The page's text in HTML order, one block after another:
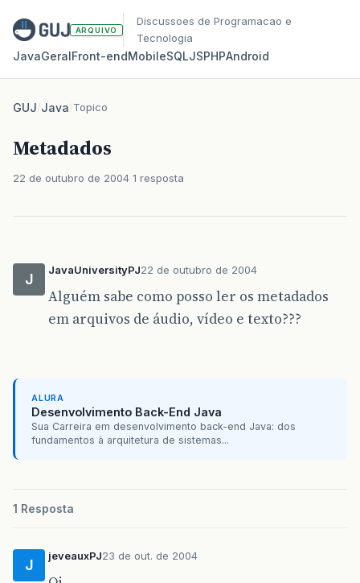
ARQUIVO
Discussoes de Programacao e
Tecnologia
JavaGeralFront‑endMobileSQLJSPHPAndroid
GUJ/Java/Topico
Metadados
22 de outubro de 2004 1 resposta
J
JavaUniversityPJ22 de outubro de 2004
Alguém sabe como posso ler os metadados
em arquivos de áudio, vídeo e texto???
ALURA
Desenvolvimento Back-End Java
Sua Carreira em desenvolvimento back-end Java: dos
fundamentos à arquitetura de sistemas...
1 Resposta
J
jeveauxPJ23 de out. de 2004